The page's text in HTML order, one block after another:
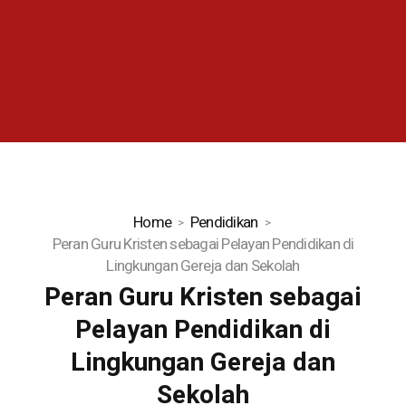
Home
Pendidikan
Peran Guru Kristen sebagai Pelayan Pendidikan di
Lingkungan Gereja dan Sekolah
Peran Guru Kristen sebagai
Pelayan Pendidikan di
Lingkungan Gereja dan
Sekolah